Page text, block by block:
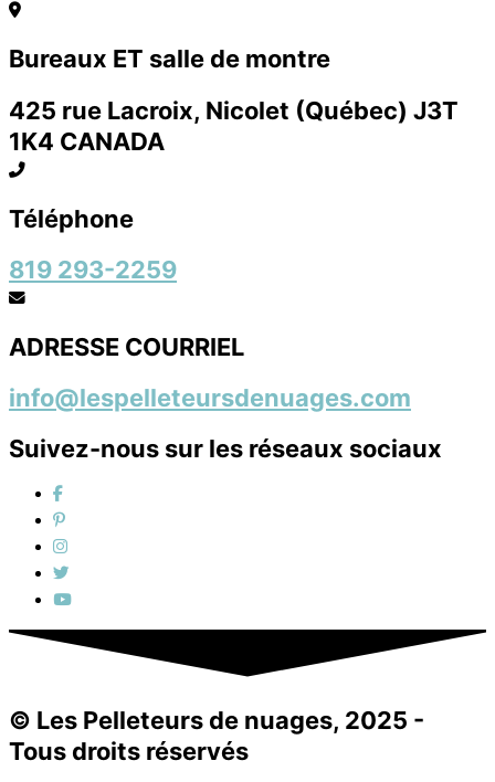
Bureaux ET salle de montre
425 rue Lacroix, Nicolet (Québec) J3T
1K4 CANADA
Téléphone
819 293-2259
ADRESSE COURRIEL
info@lespelleteursdenuages.com
Suivez-nous sur les réseaux sociaux
© Les Pelleteurs de nuages, 2025 -
Tous droits réservés